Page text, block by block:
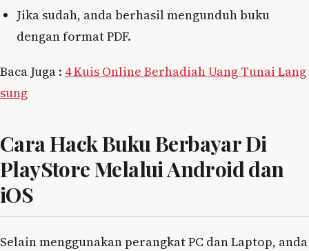
Jika sudah, anda berhasil mengunduh buku
dengan format PDF.
Baca Juga : 4 Kuis Online Berhadiah Uang Tunai Lang
sung
Cara Hack Buku Berbayar Di
PlayStore Melalui Android dan
iOS
Selain menggunakan perangkat PC dan Laptop, anda